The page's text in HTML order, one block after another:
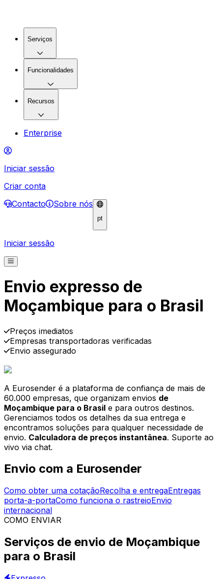
Serviços
Funcionalidades
Recursos
Enterprise
Iniciar sessão
Criar conta
Contacto
Sobre nós
pt
Iniciar sessão
Envio expresso de
Moçambique para o Brasil
Recolha
Entrega
A partir de €2,99
Preços imediatos
Envio assegurado
& outros sites
A Eurosender é a plataforma de confiança de mais de
60.000 empresas, que organizam envios
Moçambique para o Brasil
Gerenciamos todos os detalhes da sua entrega e
encontramos soluções para qualquer necessidade de
envio.Calculadora de preços instantânea
vivo via chat.